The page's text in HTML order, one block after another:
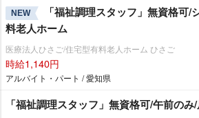
NEW
「福祉調理スタッフ」無資格可/
料老人ホーム
医療法人ひさご/住宅型有料老人ホーム ひさご
時給1,140円
アルバイト・パート / 愛知県
「福祉調理スタッフ」無資格可/午前の